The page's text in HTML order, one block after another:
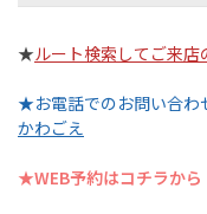
★ルート検索してご来店
★お電話でのお問い合
かわごえ
★WEB予約はコチラか